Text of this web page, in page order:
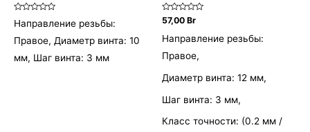
Оценка
0
5
Направление резьбы:
Правое, Диаметр винта: 10
мм, Шаг винта: 3 мм
Оценка
0
из
5
57,00 Br
Направление резьбы:
Правое,
Диаметр винта: 12 мм,
Шаг винта: 3 мм,
Класс точности: (0.2 мм /